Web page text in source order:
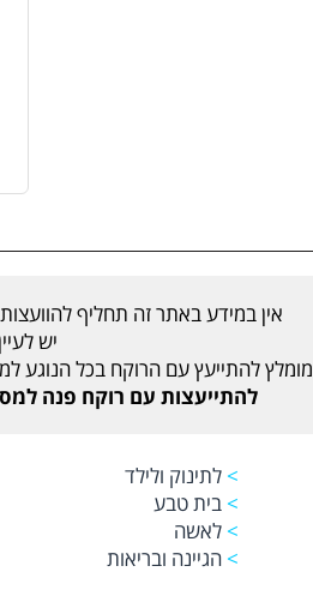
אין במידע באתר זה תחליף
יש
מומלץ להתייעץ עם הרוקח בכל הנוגע
להתייעצות עם רוקח פנה
> לתינוק ולילד
> בית טבע
> לאשה
> הגיינה ובריאות